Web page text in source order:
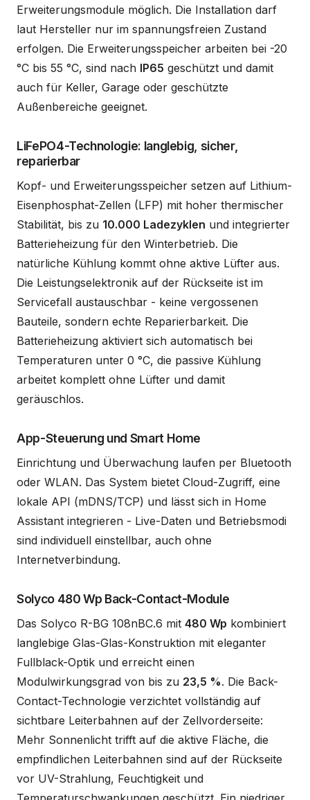
Erweiterungsmodule möglich. Die Installation darf
laut Hersteller nur im spannungsfreien Zustand
erfolgen. Die Erweiterungsspeicher arbeiten bei -20
°C bis 55 °C, sind nach IP65 geschützt und damit
auch für Keller, Garage oder geschützte
Außenbereiche geeignet.
LiFePO4-Technologie: langlebig, sicher,
reparierbar
Kopf- und Erweiterungsspeicher setzen auf Lithium-
Eisenphosphat-Zellen (LFP) mit hoher thermischer
Stabilität, bis zu 10.000 Ladezyklen und integrierter
Batterieheizung für den Winterbetrieb. Die
natürliche Kühlung kommt ohne aktive Lüfter aus.
Die Leistungselektronik auf der Rückseite ist im
Servicefall austauschbar - keine vergossenen
Bauteile, sondern echte Reparierbarkeit. Die
Batterieheizung aktiviert sich automatisch bei
Temperaturen unter 0 °C, die passive Kühlung
arbeitet komplett ohne Lüfter und damit
geräuschlos.
App-Steuerung und Smart Home
Einrichtung und Überwachung laufen per Bluetooth
oder WLAN. Das System bietet Cloud-Zugriff, eine
lokale API (mDNS/TCP) und lässt sich in Home
Assistant integrieren - Live-Daten und Betriebsmodi
sind individuell einstellbar, auch ohne
Internetverbindung.
Solyco 480 Wp Back-Contact-Module
Das Solyco R-BG 108nBC.6 mit 480 Wp kombiniert
langlebige Glas-Glas-Konstruktion mit eleganter
Fullblack-Optik und erreicht einen
Modulwirkungsgrad von bis zu 23,5 %. Die Back-
Contact-Technologie verzichtet vollständig auf
sichtbare Leiterbahnen auf der Zellvorderseite:
Mehr Sonnenlicht trifft auf die aktive Fläche, die
empfindlichen Leiterbahnen sind auf der Rückseite
vor UV-Strahlung, Feuchtigkeit und